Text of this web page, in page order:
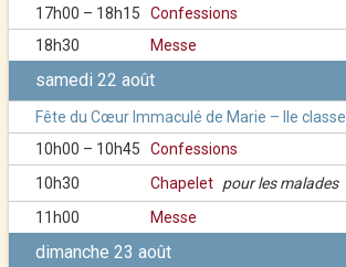
17h00 – 18h15
Confessions
18h30
Messe
samedi 22 août
Fête du Cœur Immaculé de Marie – IIe classe
10h00 – 10h45
Confessions
10h30
Chapelet pour les malades
11h00
Messe
dimanche 23 août